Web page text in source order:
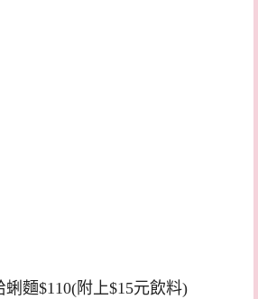
麵$110(附上$15元飲料)